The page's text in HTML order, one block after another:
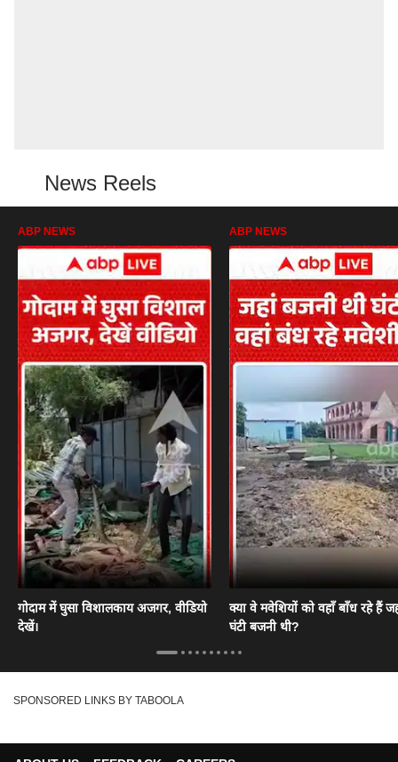
News Reels
ABP NEWS
गोदाम में घुसा विशालकाय अजगर, वीडियो
देखें।
ABP NEWS
क्या वे मवेशियों को वहाँ बाँध रहे हैं
घंटी बजनी थी?
SPONSORED LINKS BY TABOOLA